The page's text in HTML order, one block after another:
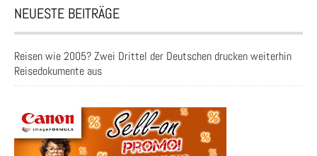
NEUESTE BEITRÄGE
Reisen wie 2005? Zwei Drittel der Deutschen drucken weiterhin
Reisedokumente aus